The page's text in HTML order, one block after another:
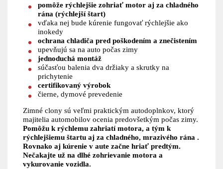
pomôže rýchlejšie zohriať motor aj za chladného
rána (rýchlejší štart)
vďaka nej bude kúrenie fungovať rýchlejšie ako
inokedy
ochrana chladiča pred poškodením a znečistením
upevňujú sa na auto počas zimy
jednoduchá montáž
súčasťou balenia dva držiaky a skrutky na
prichytenie
certifikovaný výrobok
čierne, dymové prevedenie
Zimné clony sú veľmi praktickým autodoplnkov, ktorý
majitelia automobilov ocenia predovšetkým počas zimy.
Pomôžu k rýchlemu zahriatí motora, a tým k
rýchlejšiemu štartu aj za chladného, ​​mrazivého rána .
Rovnako aj kúrenie v aute začne hriať predtým.
Nečakajte už na dlhé zohrievanie motora a
vykurovanie vozidla.